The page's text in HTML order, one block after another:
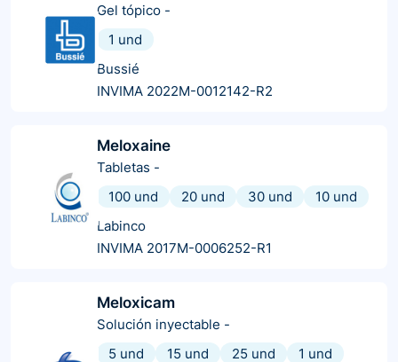
Gel tópico -
1 und
Bussié
INVIMA 2022M-0012142-R2
Meloxaine
Tabletas -
100 und
20 und 30 und
10 und
Labinco
INVIMA 2017M-0006252-R1
Meloxicam
Solución inyectable -
5 und
15 und 25 und
1 und